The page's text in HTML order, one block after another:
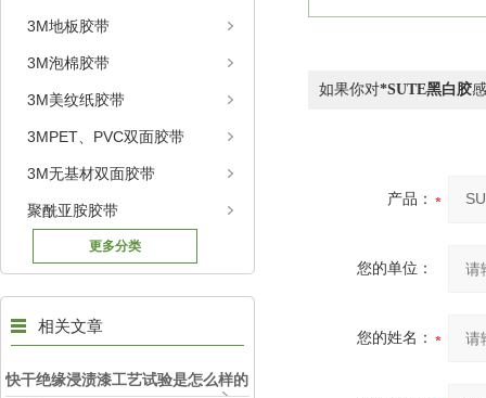
3M地板胶带
3M泡棉胶带
3M美纹纸胶带
3MPET、PVC双面胶带
3M无基材双面胶带
聚酰亚胺胶带
更多分类
相关文章
快干绝缘浸渍漆工艺试验是怎么样的
如果你对*SUTE黑白胶
产品：
您的单位：
您的姓名：